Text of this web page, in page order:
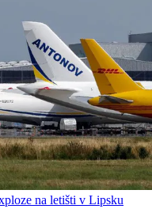
na letišti v Lipsku